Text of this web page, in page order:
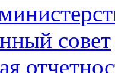
совет